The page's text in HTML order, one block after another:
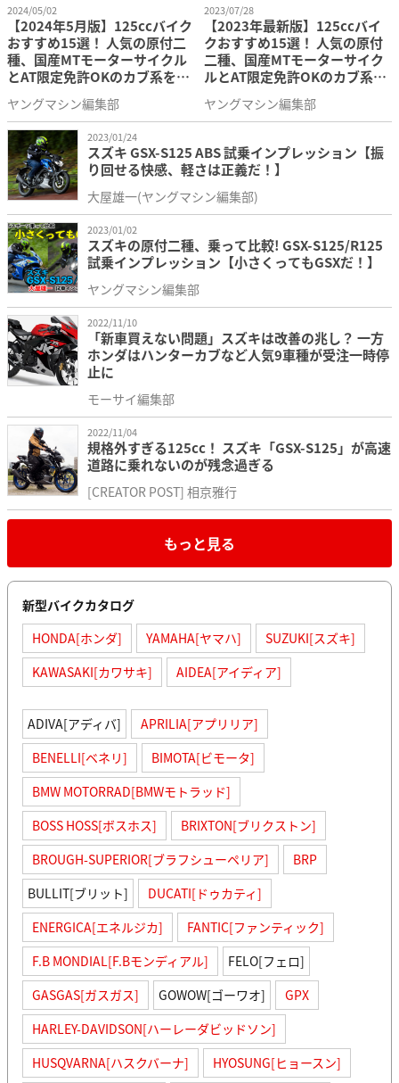
2024/05/02
【2024年5月版】125ccバイク
おすすめ15選！ 人気の原付二
種、国産MTモーターサイクル
とAT限定免許OKのカブ系を網
ヤングマシン編集部
2023/07/28
【2023年最新版】125ccバイ
クおすすめ15選！ 人気の原付
二種、国産MTモーターサイク
ルとAT限定免許OKのカブ系を
網羅！
ヤングマシン編集部
2023/01/24
スズキ GSX-S125 ABS 試乗インプレッション【振
り回せる快感、軽さは正義だ！】
大屋雄一(ヤングマシン編集部)
2023/01/02
スズキの原付二種、乗って比較! GSX-S125/R125
試乗インプレッション【小さくってもGSXだ！】
ヤングマシン編集部
2022/11/10
「新車買えない問題」スズキは改善の兆し？ 一方
ホンダはハンターカブなど人気9車種が受注一時停
止に
モーサイ編集部
2022/11/04
規格外すぎる125cc！ スズキ「GSX-S125」が高速
道路に乗れないのが残念過ぎる
[CREATOR POST] 相京雅行
もっと見る
新型バイクカタログ
HONDA[ホンダ]
YAMAHA[ヤマハ]
SUZUKI[スズキ]
KAWASAKI[カワサキ]
AIDEA[アイディア]
ADIVA[アディバ]
APRILIA[アプリリア]
BENELLI[ベネリ]
BIMOTA[ビモータ]
BMW MOTORRAD[BMWモトラッド]
BOSS HOSS[ボスホス]
BRIXTON[ブリクストン]
BROUGH-SUPERIOR[ブラフシューペリア]
BRP
BULLIT[ブリット]
DUCATI[ドゥカティ]
ENERGICA[エネルジカ]
FANTIC[ファンティック]
F.B MONDIAL[F.Bモンディアル]
FELO[フェロ]
GASGAS[ガスガス]
GOWOW[ゴーワオ]
GPX
HARLEY-DAVIDSON[ハーレーダビッドソン]
HUSQVARNA[ハスクバーナ]
HYOSUNG[ヒョースン]